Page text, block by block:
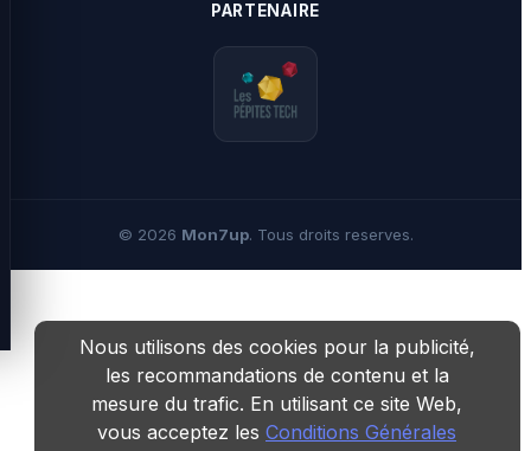
Nous utilisons des cookies pour la publicité,
les recommandations de contenu et la
mesure du trafic. En utilisant ce site Web,
vous acceptez les Conditions Générales
PARTENAIRE
© 2026 Mon7up. Tous droits reserves.